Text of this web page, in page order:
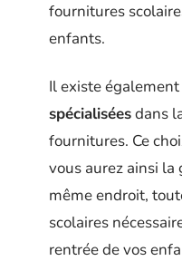
fournitures
enfants.
Il existe
spécialiséesdans
fournitures. Ce
vous aurez ainsi
même endroit,
scolaires
rentrée de vos